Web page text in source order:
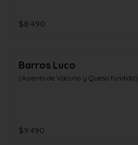
$8.490
Barros Luco
(Asiento de Vacuno y Queso fundido)
$9.490